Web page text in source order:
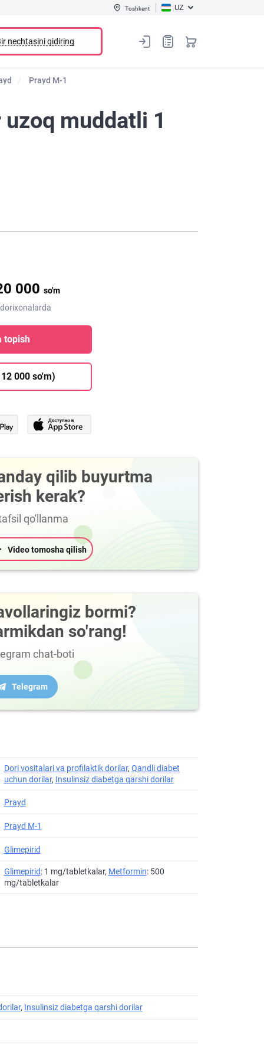
Toshkent UZ
nechtasini qidiring
Prayd M-1
muddatli 1
000 so'm
topish
000 so'm)
qilib buyurtma
kerak?
qo'llanma
Video tomosha qilish
bormi?
so'rang!
chat-boti
Telegram
Dori vositalari va profilaktik dorilar, Qandli diabet
uchun dorilar, Insulinsiz diabetga qarshi dorilar
Prayd
Prayd M-1
Glimepirid
Glimepirid: 1 mg/tabletkalar, Metformin: 500
mg/tabletkalar
, Insulinsiz diabetga qarshi dorilar